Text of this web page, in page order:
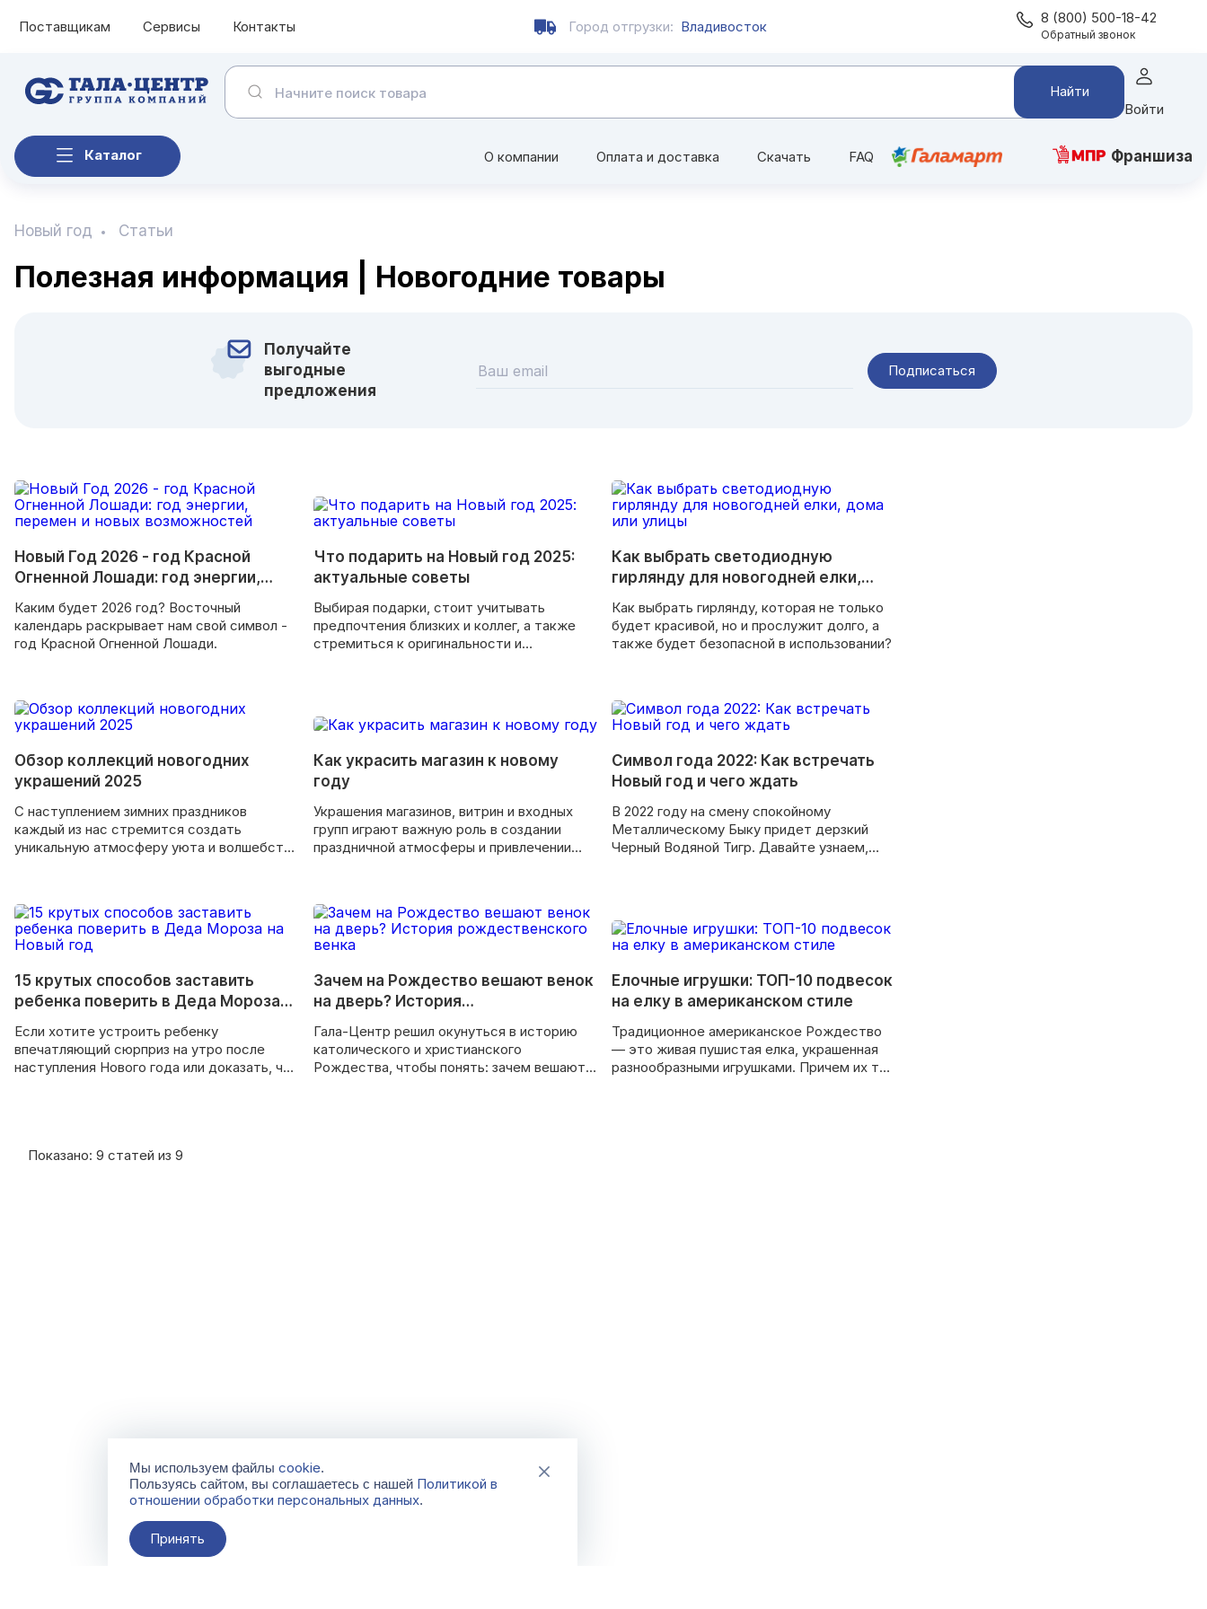
Поставщикам Сервисы Контакты Город отгрузки: Владивосток 8 (800) 500-18-42
Обратный звонок
Найти
Войти
Каталог О компании Оплата и доставка Скачать FAQ Франшиза
Новый год Статьи
Полезная информация | Новогодние товары
Получайте
выгодные
предложения
Новый Год 2026 - год Красной
Огненной Лошади: год энергии,
перемен и новых возможностей
Каким будет 2026 год? Восточный
календарь раскрывает нам свой символ -
год Красной Огненной Лошади.
Что подарить на Новый год 2025:
актуальные советы
Выбирая подарки, стоит учитывать
предпочтения близких и коллег, а также
стремиться к оригинальности и
Как выбрать светодиодную
гирлянду для новогодней елки,
дома или улицы
Как выбрать гирлянду, которая не только
будет красивой, но и прослужит долго, а
также будет безопасной в использовании?
Обзор коллекций новогодних
украшений 2025
С наступлением зимних праздников
каждый из нас стремится создать
уникальную атмосферу уюта и волшебства
Как украсить магазин к новому
году
Украшения магазинов, витрин и входных
групп играют важную роль в создании
праздничной атмосферы и привлечении
Символ года 2022: Как встречать
Новый год и чего ждать
В 2022 году на смену спокойному
Металлическому Быку придет дерзкий
Черный Водяной Тигр. Давайте узнаем,
15 крутых способов заставить
ребенка поверить в Деда Мороза
на Новый год
Если хотите устроить ребенку
впечатляющий сюрприз на утро после
наступления Нового года или доказать, что
Зачем на Рождество вешают венок
на дверь? История
рождественского венка
Гала-Центр решил окунуться в историю
католического и христианского
Рождества, чтобы понять: зачем вешают
Елочные игрушки: ТОП-10 подвесок
на елку в американском стиле
Традиционное американское Рождество
— это живая пушистая елка, украшенная
разнообразными игрушками. Причем их так
Показано: 9 статей из 9
Мы используем файлы cookie.
Пользуясь сайтом, вы соглашаетесь с нашей Политикой в
отношении обработки персональных данных.
Принять